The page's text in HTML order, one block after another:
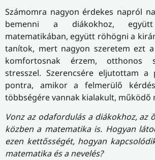
Számomra nagyon érdekes napról
bemenni a diákokhoz,
matematikában, együtt röhögni a
tanítok, mert nagyon szeretem ezt
komfortosnak érzem, otthonos
stresszel. Szerencsére eljutottam a
pontra, amikor a felmerülő
többségére vannak kialakult, működő
Vonz az odafordulás a diákokhoz, az
közben a matematika is. Hogyan
ezen kettősségét, hogyan
matematika és a nevelés?